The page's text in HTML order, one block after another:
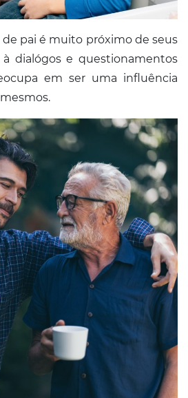
pai é muito próximo de seus
dialógos e questionamentos
em ser uma influência